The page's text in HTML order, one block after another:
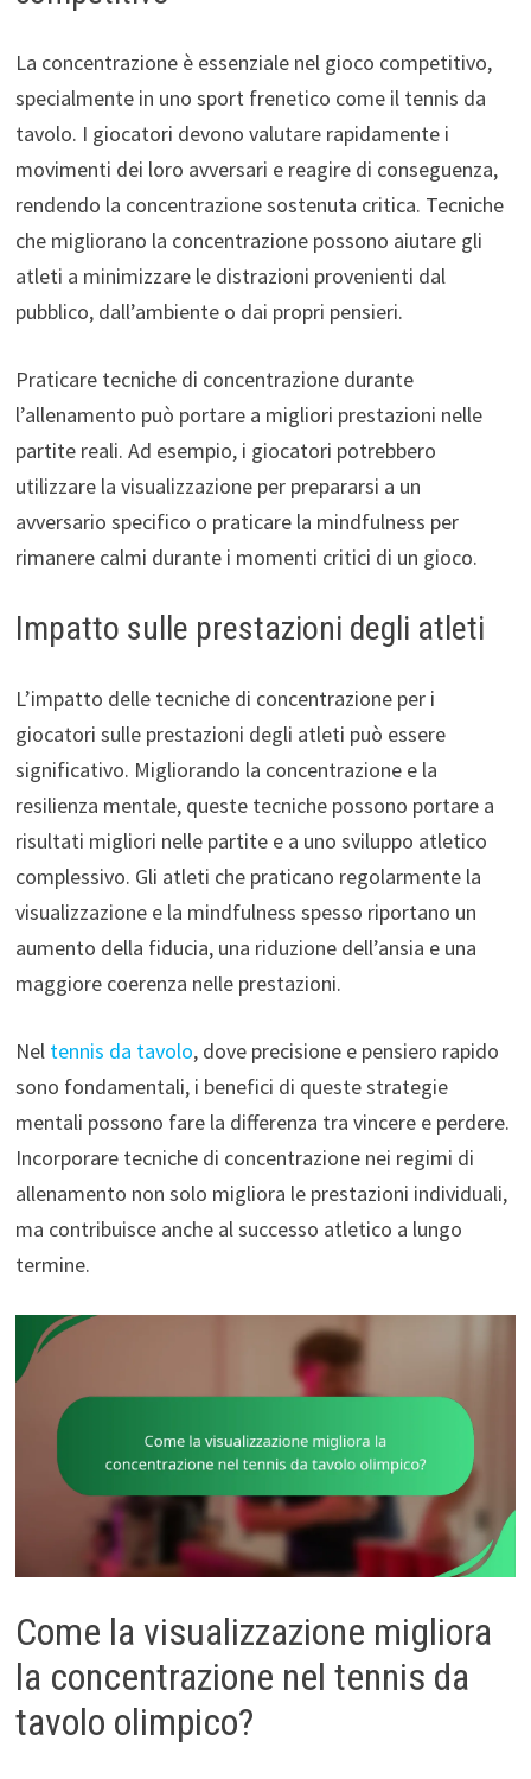
La concentrazione è essenziale nel gioco competitivo,
specialmente in uno sport frenetico come il tennis da
tavolo. I giocatori devono valutare rapidamente i
movimenti dei loro avversari e reagire di conseguenza,
rendendo la concentrazione sostenuta critica. Tecniche
che migliorano la concentrazione possono aiutare gli
atleti a minimizzare le distrazioni provenienti dal
pubblico, dall’ambiente o dai propri pensieri.
Praticare tecniche di concentrazione durante
l’allenamento può portare a migliori prestazioni nelle
partite reali. Ad esempio, i giocatori potrebbero
utilizzare la visualizzazione per prepararsi a un
avversario specifico o praticare la mindfulness per
rimanere calmi durante i momenti critici di un gioco.
Impatto sulle prestazioni degli atleti
L’impatto delle tecniche di concentrazione per i
giocatori sulle prestazioni degli atleti può essere
significativo. Migliorando la concentrazione e la
resilienza mentale, queste tecniche possono portare a
risultati migliori nelle partite e a uno sviluppo atletico
complessivo. Gli atleti che praticano regolarmente la
visualizzazione e la mindfulness spesso riportano un
aumento della fiducia, una riduzione dell’ansia e una
maggiore coerenza nelle prestazioni.
Nel tennis da tavolo, dove precisione e pensiero rapido
sono fondamentali, i benefici di queste strategie
mentali possono fare la differenza tra vincere e perdere.
Incorporare tecniche di concentrazione nei regimi di
allenamento non solo migliora le prestazioni individuali,
ma contribuisce anche al successo atletico a lungo
termine.
Come la visualizzazione migliora
la concentrazione nel tennis da
tavolo olimpico?